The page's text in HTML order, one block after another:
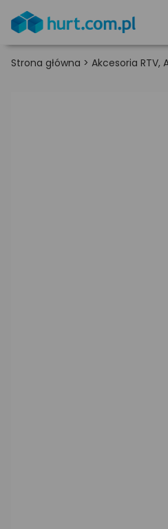
Strona główna > Akcesoria RTV,